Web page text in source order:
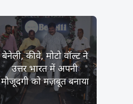
बेनेली, कीवे, मोटो वॉल्ट ने
उत्तर भारत में अपनी
मौजूदगी को मज़बूत बनाया